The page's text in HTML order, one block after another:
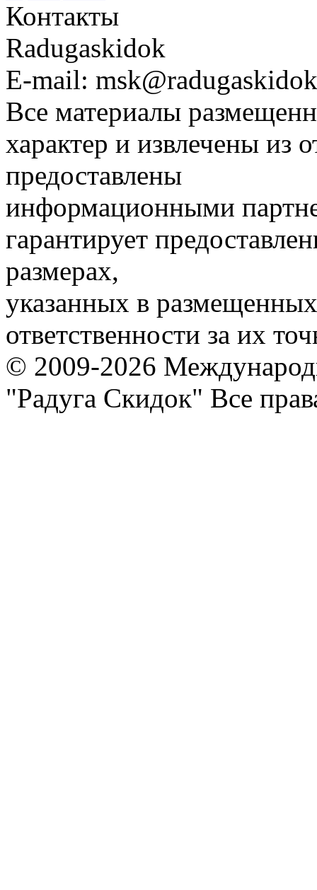
Контакты
Radugaskidok
E-mail:
Все материалы
характер и извлечены из
предоставлены
информационными
гарантирует
размерах,
указанных в
ответственности за их
© 2009-2026
"Радуга Скидок" Все